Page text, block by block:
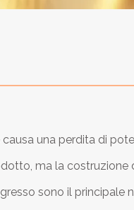
una perdita di
ma la
sono il